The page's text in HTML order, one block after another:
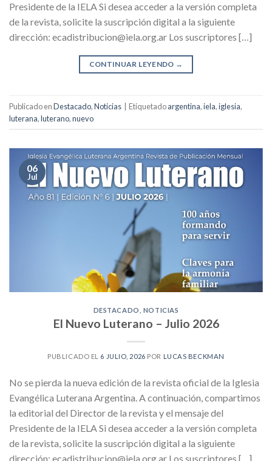
Presidente de la IELA Si desea acceder a la versión completa
de la revista, solicite la suscripción digital a la siguiente
dirección: ecadistribucion@iela.org.ar Los suscriptores […]
CONTINUAR LEYENDO →
Publicado enDestacado,Noticias Etiquetadoargentina,iela,iglesia,
luterana,luterano,nuevo
06
Jul
DESTACADO NOTICIAS
El Nuevo Luterano – Julio 2026
PUBLICADO EL 6 JULIO, 2026 POR LUCAS BECKMAN
No se pierda la nueva edición de la revista oficial de la Iglesia
Evangélica Luterana Argentina. A continuación, compartimos
la editorial del Director de la revista y el mensaje del
Presidente de la IELA Si desea acceder a la versión completa
de la revista, solicite la suscripción digital a la siguiente
dirección: ecadistribucion@iela.org.ar Los suscriptores […]